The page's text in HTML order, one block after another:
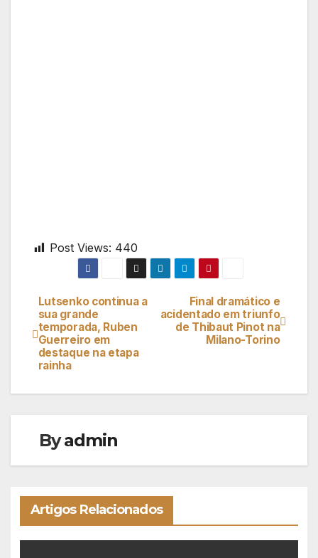
Post Views: 440
Navegação
de
artigos
Final dramático e
acidentado em triunfo
de Thibaut Pinot na
Milano-Torino
Lutsenko continua a
sua grande
temporada, Ruben
Guerreiro em
destaque na etapa
rainha
Byadmin
Artigos Relacionados